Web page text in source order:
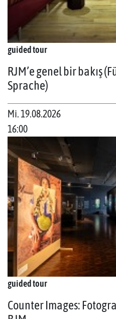
guided tour
RJM’e genel bir bakış
Sprache)
Mi. 19.08.2026
16:00
guided tour
Counter Images: